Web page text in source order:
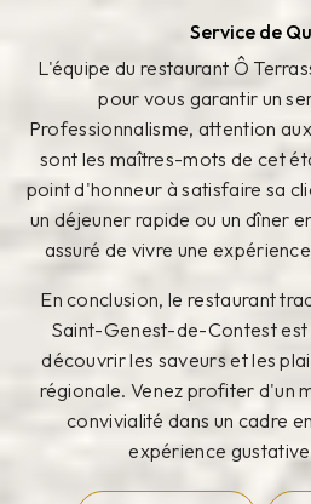
Service de
L'équipe du restaurant Ô
pour vous garantir un
Professionnalisme, attention
sont les maîtres-mots de cet
point d'honneur à satisfaire sa
un déjeuner rapide ou un dîner
assuré de vivre une
En conclusion, le restaurant
Saint-Genest-de-Contest
découvrir les saveurs et les
régionale. Venez profiter d'un
convivialité dans un cadre
expérience